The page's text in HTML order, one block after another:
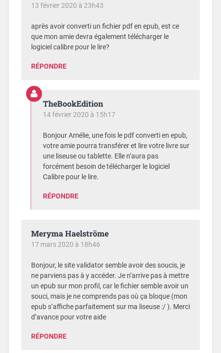
13 février 2020 à 23h43
après avoir converti un fichier pdf en epub, est ce
que mon amie devra également télécharger le
logiciel calibre pour le lire?
RÉPONDRE
TheBookEdition
14 février 2020 à 15h17
Bonjour Amélie, une fois le pdf converti en epub,
votre amie pourra transférer et lire votre livre sur
une liseuse ou tablette. Elle n’aura pas
forcément besoin de télécharger le logiciel
Calibre pour le lire.
RÉPONDRE
Meryma Haelströme
17 mars 2020 à 18h46
Bonjour, le site validator semble avoir des soucis, je
ne parviens pas à y accéder. Je n’arrive pas à mettre
un epub sur mon profil, car le fichier semble avoir un
souci, mais je ne comprends pas où ça bloque (mon
epub s’affiche parfaitement sur ma liseuse :/ ). Merci
d’avance pour votre aide
RÉPONDRE